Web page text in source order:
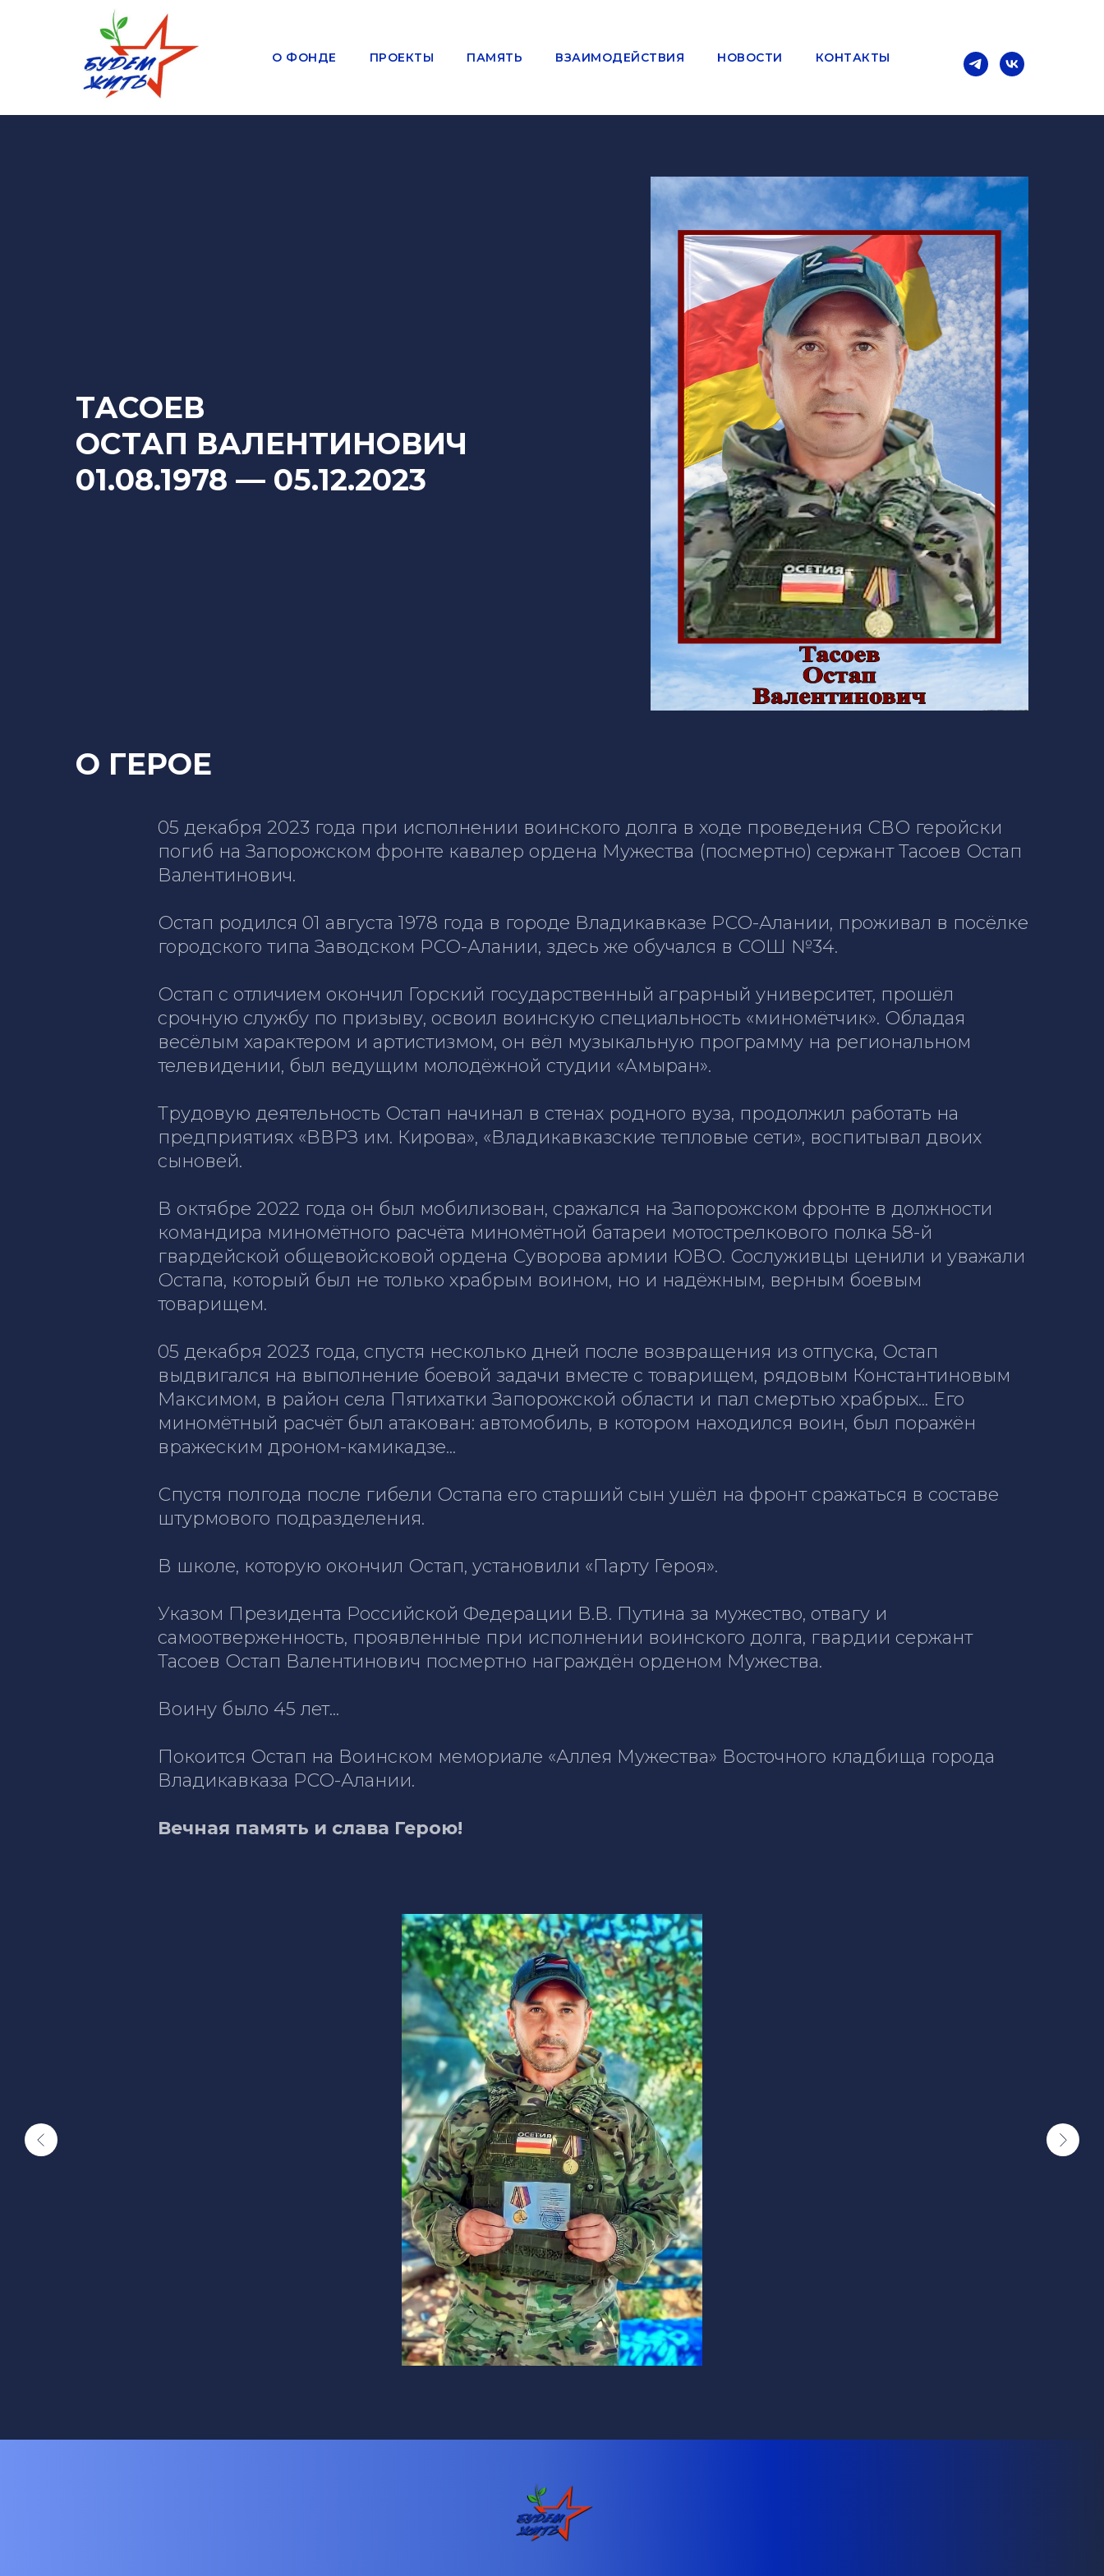
О ФОНДЕ ПРОЕКТЫ ПАМЯТЬ ВЗАИМОДЕЙСТВИЯ НОВОСТИ КОНТАКТЫ
ТАСОЕВ
ОСТАП ВАЛЕНТИНОВИЧ
01.08.1978 — 05.12.2023
О ГЕРОЕ
05 декабря 2023 года при исполнении воинского долга в ходе проведения СВО геройски
погиб на Запорожском фронте кавалер ордена Мужества (посмертно) сержант Тасоев Остап
Валентинович.
Остап родился 01 августа 1978 года в городе Владикавказе РСО-Алании, проживал в посёлке
городского типа Заводском РСО-Алании, здесь же обучался в СОШ №34.
Остап с отличием окончил Горский государственный аграрный университет, прошёл
срочную службу по призыву, освоил воинскую специальность «миномётчик». Обладая
весёлым характером и артистизмом, он вёл музыкальную программу на региональном
телевидении, был ведущим молодёжной студии «Амыран».
Трудовую деятельность Остап начинал в стенах родного вуза, продолжил работать на
предприятиях «ВВРЗ им. Кирова», «Владикавказские тепловые сети», воспитывал двоих
сыновей.
В октябре 2022 года он был мобилизован, сражался на Запорожском фронте в должности
командира миномётного расчёта миномётной батареи мотострелкового полка 58-й
гвардейской общевойсковой ордена Суворова армии ЮВО. Сослуживцы ценили и уважали
Остапа, который был не только храбрым воином, но и надёжным, верным боевым
товарищем.
05 декабря 2023 года, спустя несколько дней после возвращения из отпуска, Остап
выдвигался на выполнение боевой задачи вместе с товарищем, рядовым Константиновым
Максимом, в район села Пятихатки Запорожской области и пал смертью храбрых... Его
миномётный расчёт был атакован: автомобиль, в котором находился воин, был поражён
вражеским дроном-камикадзе...
Спустя полгода после гибели Остапа его старший сын ушёл на фронт сражаться в составе
штурмового подразделения.
В школе, которую окончил Остап, установили «Парту Героя».
Указом Президента Российской Федерации В.В. Путина за мужество, отвагу и
самоотверженность, проявленные при исполнении воинского долга, гвардии сержант
Тасоев Остап Валентинович посмертно награждён орденом Мужества.
Воину было 45 лет...
Покоится Остап на Воинском мемориале «Аллея Мужества» Восточного кладбища города
Владикавказа РСО-Алании.
Вечная память и слава Герою!